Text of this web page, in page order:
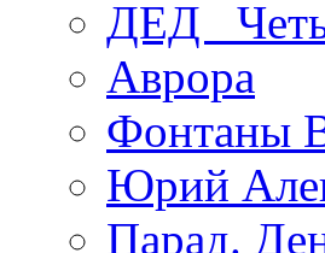
ДЕД
Аврора
Фонтаны
Юрий
Парад.